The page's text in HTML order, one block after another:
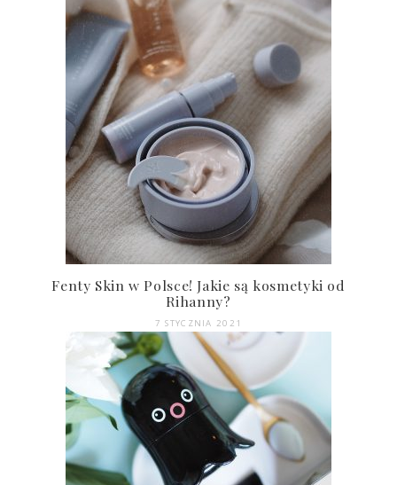
Fenty Skin w Polsce! Jakie są kosmetyki od
Rihanny?
7 STYCZNIA 2021